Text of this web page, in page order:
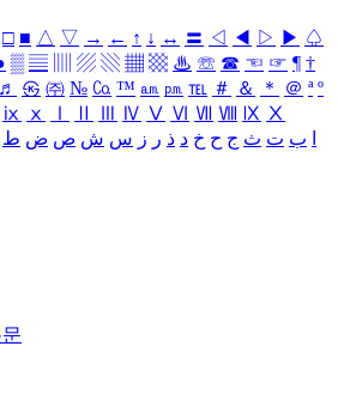
□ ■ △ ▽ → ← ↑ ↓ ↔ 〓 ◁ ◀ ▷ ▶ ♤
◑ ▒ ▤ ▨ ▧ ▦ ▩ ♨ ☏ ☎ ☜ ☞ ¶ †
♬ ㉿ ㈜ № ㏇ ™ ㏂ ㏘ ℡ ＃ ＆ ＊ ＠ ª º
ⅸ ⅹ Ⅳ Ⅴ Ⅵ Ⅶ Ⅷ Ⅸ Ⅹ
ب ت ث ج ح خ د ذ ر ز س ش ص ض ط